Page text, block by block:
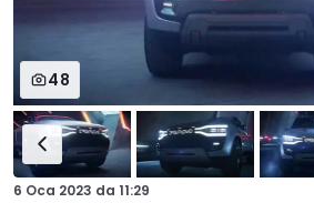
48
6 Oca 2023 da 11:29